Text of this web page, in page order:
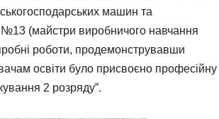
машин та
№13 (майстри виробничого навчання
роботи, продемонструвавши
освіти було присвоєно професійну
2 розряду”.